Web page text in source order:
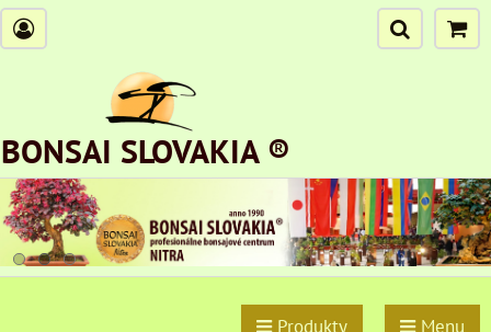
BONSAI SLOVAKIA ®
Produkty Menu